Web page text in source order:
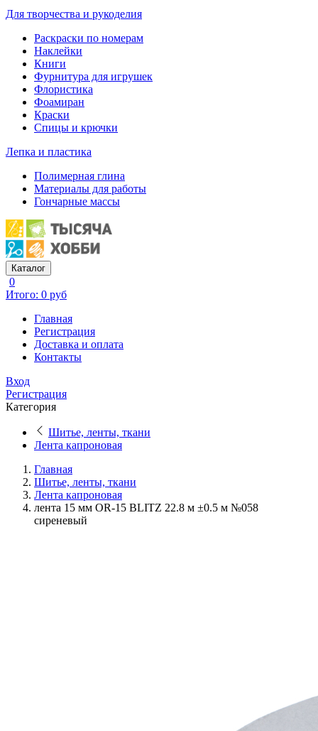
Для творчества и рукоделия
Раскраски по номерам
Наклейки
Книги
Фурнитура для игрушек
Флористика
Фоамиран
Краски
Спицы и крючки
Лепка и пластика
Полимерная глина
Материалы для работы
Гончарные массы
Каталог
0
Итого: 0 руб
Главная
Регистрация
Доставка и оплата
Контакты
Вход
Регистрация
Категория
Шитье, ленты, ткани
Лента капроновая
Главная
Шитье, ленты, ткани
Лента капроновая
лента 15 мм OR-15 BLITZ 22.8 м ±0.5 м №058
сиреневый